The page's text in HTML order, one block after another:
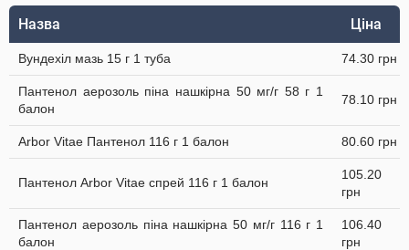
Назва Ціна
Вундехіл мазь 15 г 1 туба 74.30 грн
Пантенол аерозоль піна нашкірна 50 мг/г 58 г 1
балон
78.10 грн
Arbor Vitae Пантенол 116 г 1 балон 80.60 грн
Пантенол Arbor Vitae спрей 116 г 1 балон
105.20
грн
Пантенол аерозоль піна нашкірна 50 мг/г 116 г 1
балон
106.40
грн